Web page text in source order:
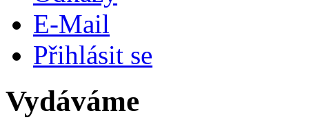
E-Mail
Přihlásit se
Vydáváme